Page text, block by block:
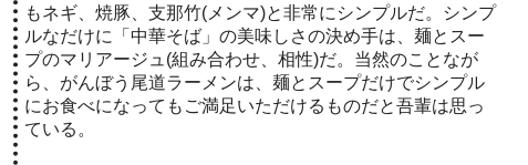
もネギ、焼豚、支那竹(メンマ)と非常にシンプルだ。シンプ
ルなだけに「中華そば」の美味しさの決め手は、麺とスー
プのマリアージュ(組み合わせ、相性)だ。当然のことなが
ら、がんぼう尾道ラーメンは、麺とスープだけでシンプル
にお食べになってもご満足いただけるものだと吾輩は思っ
ている。